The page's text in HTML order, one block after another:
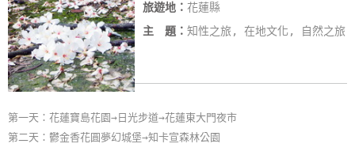
旅遊地： 花蓮縣
主 題： 知性之旅, 在地文化, 自然之旅
第一天：花蓮寶島花園→日光步道→花蓮東大門夜市
第二天：鬱金香花圓夢幻城堡→知卡宣森林公園